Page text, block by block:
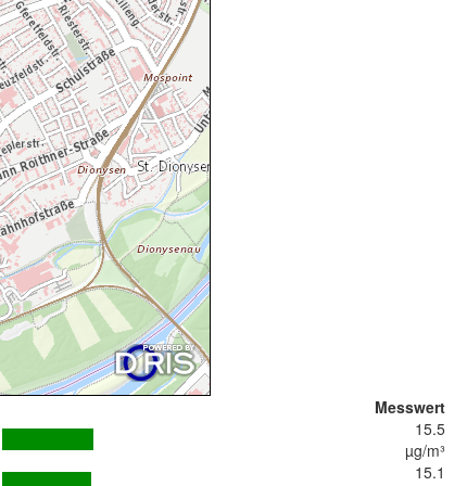
Messwert
15.5
µg/m³
15.1